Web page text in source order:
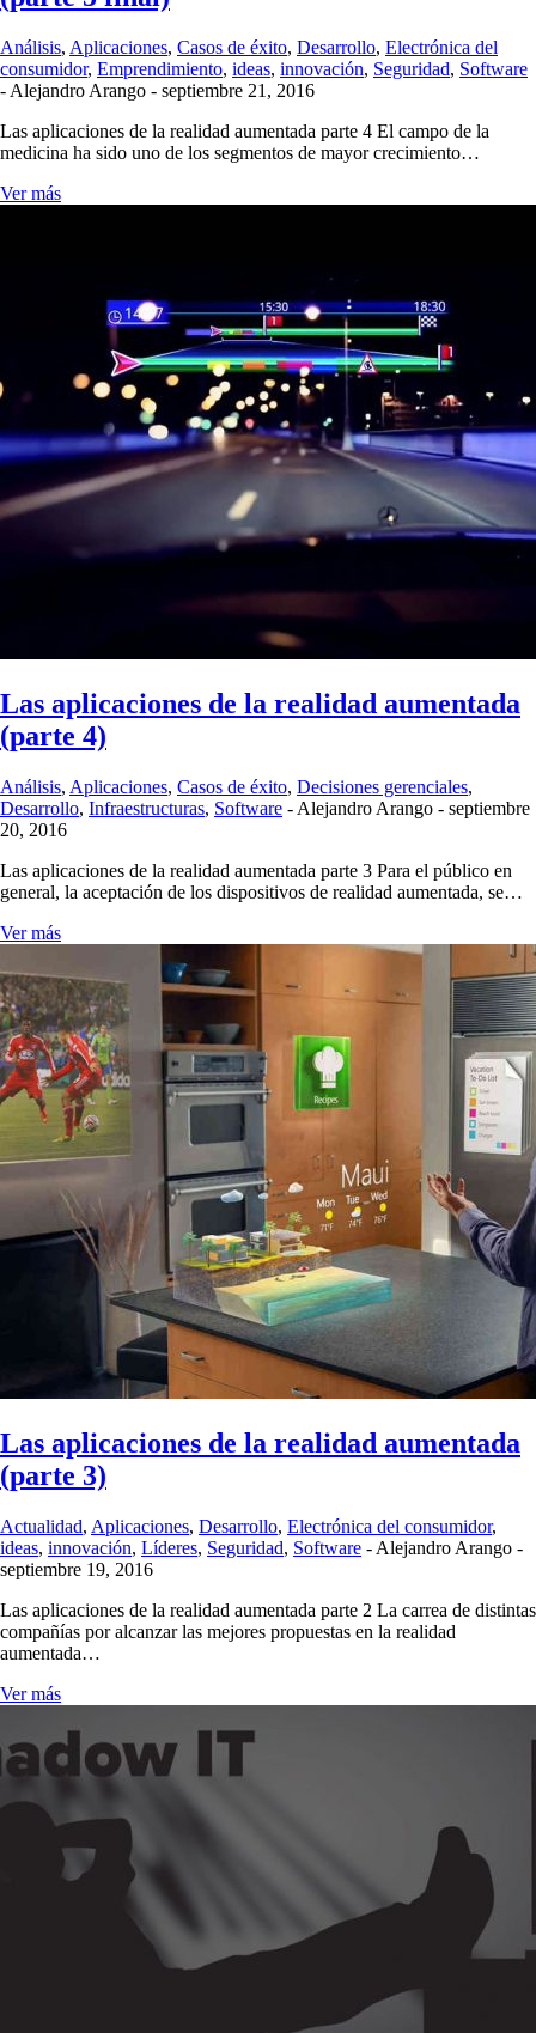
Análisis, Aplicaciones, Casos de éxito, Desarrollo, Electrónica del
consumidor, Emprendimiento, ideas, innovación, Seguridad, Software
- Alejandro Arango - septiembre 21, 2016
Las aplicaciones de la realidad aumentada parte 4 El campo de la
medicina ha sido uno de los segmentos de mayor crecimiento…
Ver más
Las aplicaciones de la realidad aumentada
(parte 4)
Análisis, Aplicaciones, Casos de éxito, Decisiones gerenciales,
Desarrollo, Infraestructuras, Software - Alejandro Arango - septiembre
20, 2016
Las aplicaciones de la realidad aumentada parte 3 Para el público en
general, la aceptación de los dispositivos de realidad aumentada, se…
Ver más
Las aplicaciones de la realidad aumentada
(parte 3)
Actualidad, Aplicaciones, Desarrollo, Electrónica del consumidor,
ideas, innovación, Líderes, Seguridad, Software - Alejandro Arango -
septiembre 19, 2016
Las aplicaciones de la realidad aumentada parte 2 La carrea de distintas
compañías por alcanzar las mejores propuestas en la realidad
aumentada…
Ver más